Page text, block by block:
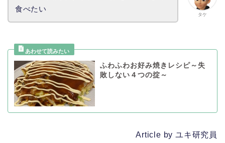
タケ
食べたい
ふわふわお好み焼きレシピ～失
敗しない４つの掟～
Article by ユキ研究員